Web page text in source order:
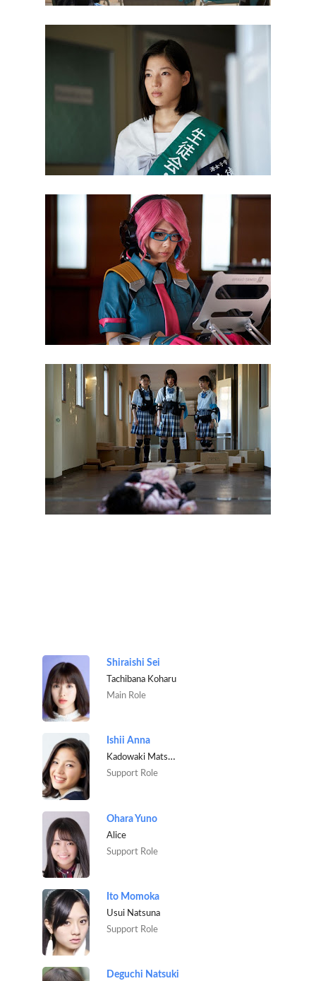
Shiraishi Sei
Tachibana Koharu
Main Role
Ishii Anna
Kadowaki Matsuko
Support Role
Ohara Yuno
Alice
Support Role
Ito Momoka
Usui Natsuna
Support Role
Deguchi Natsuki